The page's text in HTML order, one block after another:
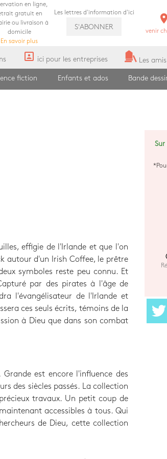
en ligne,
gratuit en
ou livraison à
domicile
En savoir plus
Les lettres d'information d'ici
S'ABONNER
room
venir
portrait ici pour les entreprises Les
fiction Enfants et ados Bande
effigie de l'Irlande et que l'on
autour d'un Irish Coffee, le prêtre
symboles reste peu connu. Et
par des pirates à l'âge de
l'évangélisateur de l'Irlande et
ces seuls écrits, témoins de la
à Dieu que dans son combat
est encore l'influence des
des siècles passés. La collection
travaux. Un petit coup de
accessibles à tous. Qui
de Dieu, cette collection
Sur